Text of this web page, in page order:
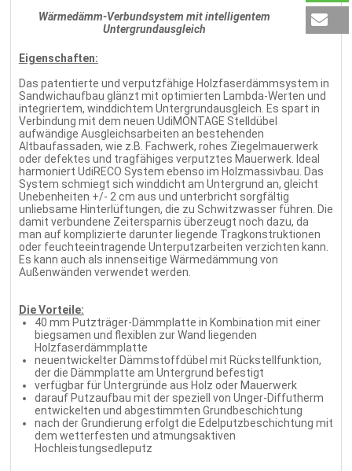
Wärmedämm-Verbundsystem mit intelligentem
Untergrundausgleich
Eigenschaften:
Das patentierte und verputzfähige Holzfaserdämmsystem in
Sandwichaufbau glänzt mit optimierten Lambda-Werten und
integriertem, winddichtem Untergrundausgleich. Es spart in
Verbindung mit dem neuen UdiMONTAGE Stelldübel
aufwändige Ausgleichsarbeiten an bestehenden
Altbaufassaden, wie z.B. Fachwerk, rohes Ziegelmauerwerk
oder defektes und tragfähiges verputztes Mauerwerk. Ideal
harmoniert UdiRECO System ebenso im Holzmassivbau. Das
System schmiegt sich winddicht am Untergrund an, gleicht
Unebenheiten +/- 2 cm aus und unterbricht sorgfältig
unliebsame Hinterlüftungen, die zu Schwitzwasser führen. Die
damit verbundene Zeitersparnis überzeugt noch dazu, da
man auf komplizierte darunter liegende Tragkonstruktionen
oder feuchteeintragende Unterputzarbeiten verzichten kann.
Es kann auch als innenseitige Wärmedämmung von
Außenwänden verwendet werden.
Die Vorteile:
40 mm Putzträger-Dämmplatte in Kombination mit einer
biegsamen und flexiblen zur Wand liegenden
Holzfaserdämmplatte
neuentwickelter Dämmstoffdübel mit Rückstellfunktion,
der die Dämmplatte am Untergrund befestigt
verfügbar für Untergründe aus Holz oder Mauerwerk
darauf Putzaufbau mit der speziell von Unger-Diffutherm
entwickelten und abgestimmten Grundbeschichtung
nach der Grundierung erfolgt die Edelputzbeschichtung mit
dem wetterfesten und atmungsaktiven
Hochleistungsedleputz